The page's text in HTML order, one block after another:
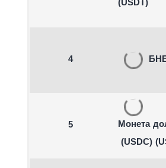
(USDT)
4
5
Монета
(USDC)